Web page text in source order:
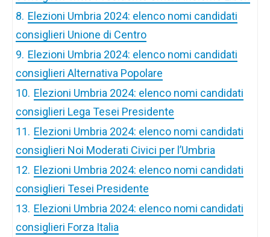
8. Elezioni Umbria 2024: elenco nomi candidati
consiglieri Unione di Centro
9. Elezioni Umbria 2024: elenco nomi candidati
consiglieri Alternativa Popolare
10. Elezioni Umbria 2024: elenco nomi candidati
consiglieri Lega Tesei Presidente
11. Elezioni Umbria 2024: elenco nomi candidati
consiglieri Noi Moderati Civici per l’Umbria
12. Elezioni Umbria 2024: elenco nomi candidati
consiglieri Tesei Presidente
13. Elezioni Umbria 2024: elenco nomi candidati
consiglieri Forza Italia